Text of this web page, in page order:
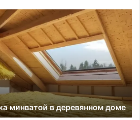
минватой в деревянном доме